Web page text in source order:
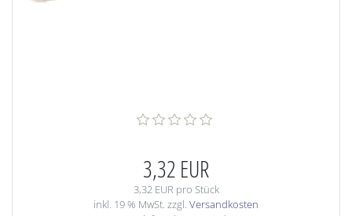
3,32 EUR
3,32 EUR pro Stück
inkl. 19 % MwSt. zzgl. Versandkosten